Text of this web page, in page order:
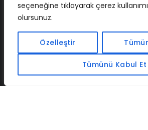
seçeneğine tıklayarak çerez
olursunuz.
Özelleştir
Tümünü Kabul Et
İLETIŞIM BAF CADSOFTUSA